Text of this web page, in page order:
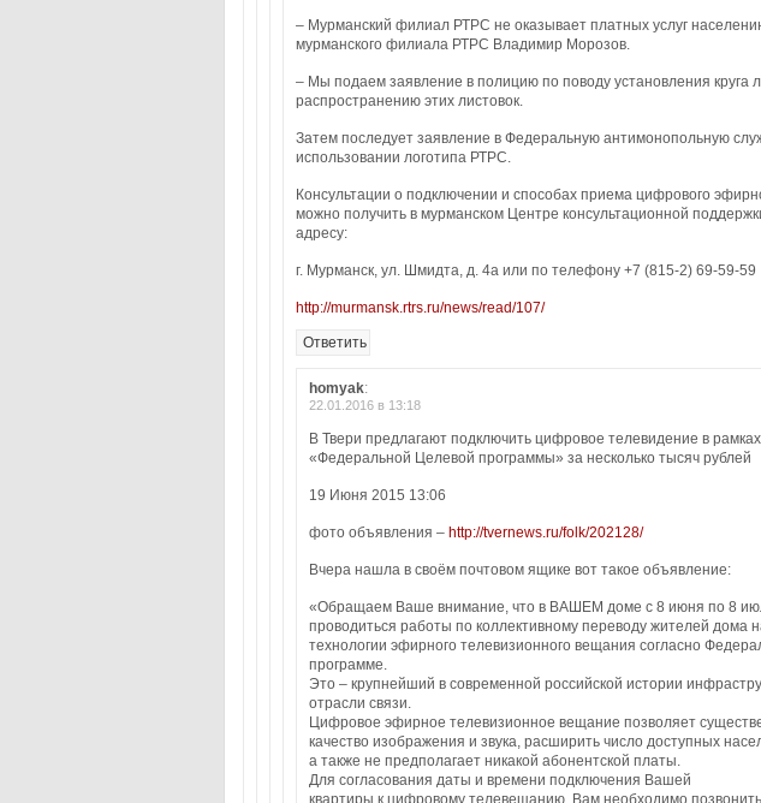
– Мурманский филиал РТРС не оказывает платных услуг
мурманского филиала РТРС Владимир Морозов.
– Мы подаем заявление в полицию по поводу установления круга
распространению этих листовок.
Затем последует заявление в Федеральную антимонопольную
использовании логотипа РТРС.
Консультации о подключении и способах приема цифрового
можно получить в мурманском Центре консультационной
адресу:
г. Мурманск, ул. Шмидта, д. 4а или по телефону +7 (815-2) 69-59-59
http://murmansk.rtrs.ru/news/read/107/
Ответить
homyak:
22.01.2016 в 13:18
В Твери предлагают подключить цифровое телевидение в рамках
«Федеральной Целевой программы» за несколько тысяч рублей
19 Июня 2015 13:06
фото объявления – http://tvernews.ru/folk/202128/
Вчера нашла в своём почтовом ящике вот такое объявление:
«Обращаем Ваше внимание, что в ВАШЕМ доме с 8 июня по 8
проводиться работы по коллективному переводу жителей дома
технологии эфирного телевизионного вещания согласно
программе.
Это – крупнейший в современной российской истории
отрасли связи.
Цифровое эфирное телевизионное вещание позволяет
качество изображения и звука, расширить число доступных
а также не предполагает никакой абонентской платы.
Для согласования даты и времени подключения Вашей
квартиры к цифровому телевещанию, Вам необходимо